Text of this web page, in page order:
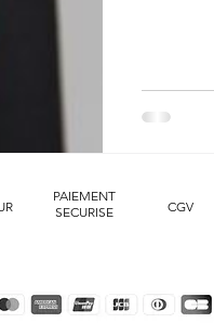
PAIEMENT
SECURISE
CGV